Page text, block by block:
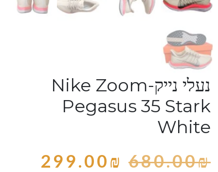
נעלי נייק-Nike Zoom
Pegasus 35 Stark
White
680.00₪
299.00₪